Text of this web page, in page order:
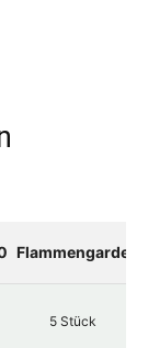
Flammengarde
5 Stück